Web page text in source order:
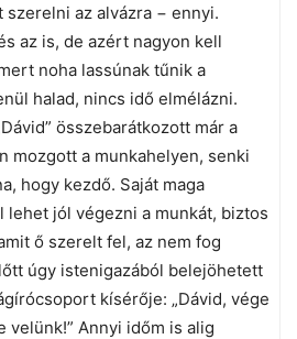
az alvázra − ennyi.
az is, de azért nagyon kell
noha lassúnak tűnik a
halad, nincs idő elmélázni.
összebarátkozott már a
mozgott a munkahelyen, senki
hogy kezdő. Saját maga
lehet jól végezni a munkát, biztos
ő szerelt fel, az nem fog
úgy istenigazából belejöhetett
kísérője: „Dávid, vége
velünk!” Annyi időm is alig